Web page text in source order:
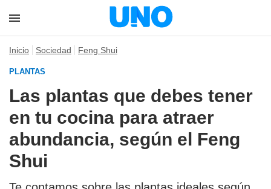
Inicio Sociedad Feng Shui
PLANTAS
Las plantas que debes tener
en tu cocina para atraer
abundancia, según el Feng
Shui